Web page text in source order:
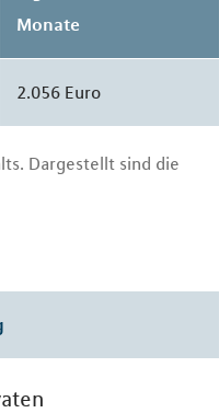
Monate
2.056 Euro
Dargestellt sind die